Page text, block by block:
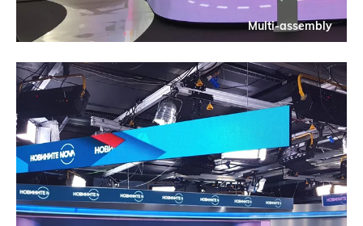
Multi-assembly